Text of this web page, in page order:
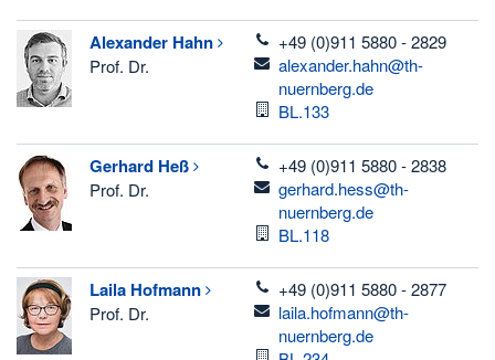
Alexander Hahn
Prof. Dr.
telefon
+49 (0)911 5880 - 2829
email
alexander.hahn@th-
nuernberg.de
Raum
BL.133
Gerhard Heß
Prof. Dr.
telefon
+49 (0)911 5880 - 2838
email
gerhard.hess@th-
nuernberg.de
Raum
BL.118
Laila Hofmann
Prof. Dr.
telefon
+49 (0)911 5880 - 2877
email
laila.hofmann@th-
nuernberg.de